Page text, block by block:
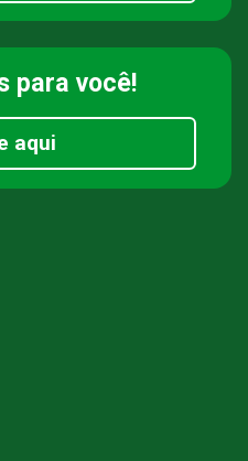
para você!
aqui